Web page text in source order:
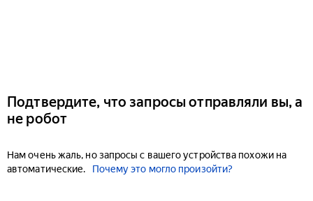
Подтвердите, что запросы отправляли вы, а
не робот
Нам очень жаль, но запросы с вашего устройства похожи на
автоматические.
Почему это могло произойти?